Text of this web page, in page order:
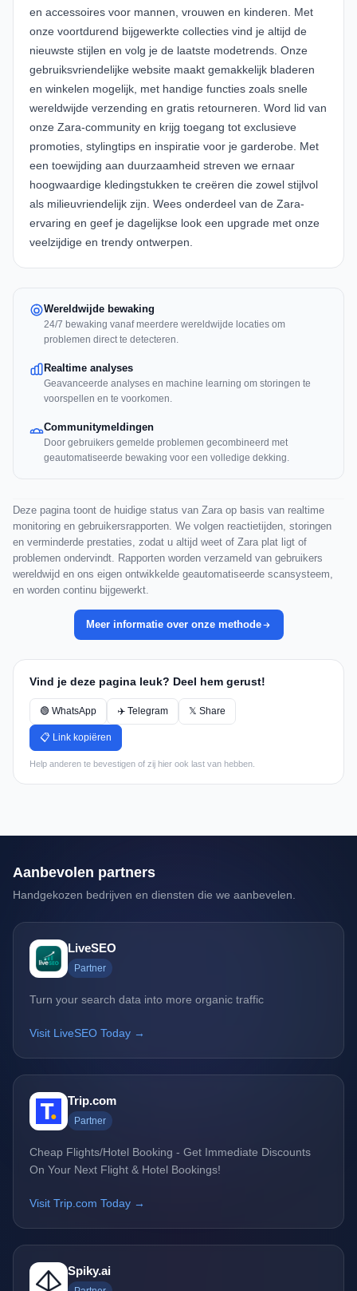
en accessoires voor mannen, vrouwen en kinderen. Met
onze voortdurend bijgewerkte collecties vind je altijd de
nieuwste stijlen en volg je de laatste modetrends. Onze
gebruiksvriendelijke website maakt gemakkelijk bladeren
en winkelen mogelijk, met handige functies zoals snelle
wereldwijde verzending en gratis retourneren. Word lid van
onze Zara-community en krijg toegang tot exclusieve
promoties, stylingtips en inspiratie voor je garderobe. Met
een toewijding aan duurzaamheid streven we ernaar
hoogwaardige kledingstukken te creëren die zowel stijlvol
als milieuvriendelijk zijn. Wees onderdeel van de Zara-
ervaring en geef je dagelijkse look een upgrade met onze
veelzijdige en trendy ontwerpen.
Wereldwijde bewaking
24/7 bewaking vanaf meerdere wereldwijde locaties om
problemen direct te detecteren.
Realtime analyses
Geavanceerde analyses en machine learning om storingen te
voorspellen en te voorkomen.
Communitymeldingen
Door gebruikers gemelde problemen gecombineerd met
geautomatiseerde bewaking voor een volledige dekking.
Deze pagina toont de huidige status van Zara op basis van realtime
monitoring en gebruikersrapporten. We volgen reactietijden, storingen
en verminderde prestaties, zodat u altijd weet of Zara plat ligt of
problemen ondervindt. Rapporten worden verzameld van gebruikers
wereldwijd en ons eigen ontwikkelde geautomatiseerde scansysteem,
en worden continu bijgewerkt.
Meer informatie over onze methode
Vind je deze pagina leuk? Deel hem gerust!
🟢 WhatsApp ✈️ Telegram 𝕏 Share
📋 Link kopiëren
Help anderen te bevestigen of zij hier ook last van hebben.
Aanbevolen partners
Handgekozen bedrijven en diensten die we aanbevelen.
LiveSEO
Partner
Turn your search data into more organic traffic
Visit LiveSEO Today →
Trip.com
Partner
Cheap Flights/Hotel Booking - Get Immediate Discounts
On Your Next Flight & Hotel Bookings!
Visit Trip.com Today →
Spiky.ai